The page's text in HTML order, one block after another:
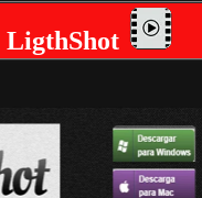
LigthShot